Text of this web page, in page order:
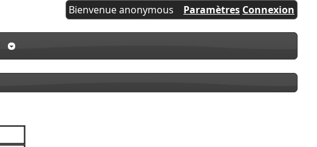
Bienvenue anonymous Paramètres Connexion